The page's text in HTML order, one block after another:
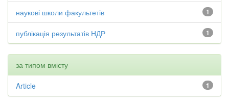
1
наукові школи факультетів
1
публікація результатів НДР
за типом вмісту
1
Article